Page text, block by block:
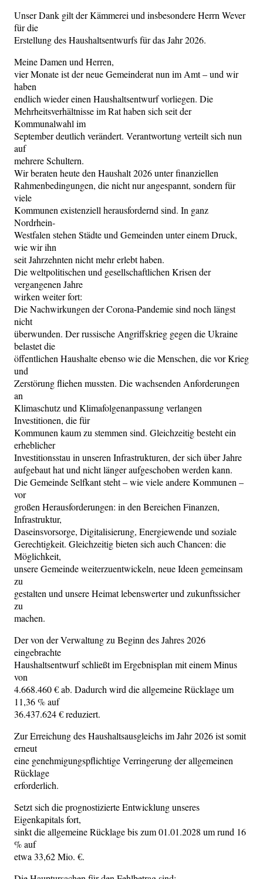
Unser Dank gilt der Kämmerei und insbesondere Herrn Wever
für die
Erstellung des Haushaltsentwurfs für das Jahr 2026.
Meine Damen und Herren,
vier Monate ist der neue Gemeinderat nun im Amt – und wir
haben
endlich wieder einen Haushaltsentwurf vorliegen. Die
Mehrheitsverhältnisse im Rat haben sich seit der
Kommunalwahl im
September deutlich verändert. Verantwortung verteilt sich nun
auf
mehrere Schultern.
Wir beraten heute den Haushalt 2026 unter finanziellen
Rahmenbedingungen, die nicht nur angespannt, sondern für
viele
Kommunen existenziell herausfordernd sind. In ganz
Nordrhein-
Westfalen stehen Städte und Gemeinden unter einem Druck,
wie wir ihn
seit Jahrzehnten nicht mehr erlebt haben.
Die weltpolitischen und gesellschaftlichen Krisen der
vergangenen Jahre
wirken weiter fort:
Die Nachwirkungen der Corona-Pandemie sind noch längst
nicht
überwunden. Der russische Angriffskrieg gegen die Ukraine
belastet die
öffentlichen Haushalte ebenso wie die Menschen, die vor Krieg
und
Zerstörung fliehen mussten. Die wachsenden Anforderungen
an
Klimaschutz und Klimafolgenanpassung verlangen
Investitionen, die für
Kommunen kaum zu stemmen sind. Gleichzeitig besteht ein
erheblicher
Investitionsstau in unseren Infrastrukturen, der sich über Jahre
aufgebaut hat und nicht länger aufgeschoben werden kann.
Die Gemeinde Selfkant steht – wie viele andere Kommunen –
vor
großen Herausforderungen: in den Bereichen Finanzen,
Infrastruktur,
Daseinsvorsorge, Digitalisierung, Energiewende und soziale
Gerechtigkeit. Gleichzeitig bieten sich auch Chancen: die
Möglichkeit,
unsere Gemeinde weiterzuentwickeln, neue Ideen gemeinsam
zu
gestalten und unsere Heimat lebenswerter und zukunftssicher
zu
machen.
Der von der Verwaltung zu Beginn des Jahres 2026
eingebrachte
Haushaltsentwurf schließt im Ergebnisplan mit einem Minus
von
4.668.460 € ab. Dadurch wird die allgemeine Rücklage um
11,36 % auf
36.437.624 € reduziert.
Zur Erreichung des Haushaltsausgleichs im Jahr 2026 ist somit
erneut
eine genehmigungspflichtige Verringerung der allgemeinen
Rücklage
erforderlich.
Setzt sich die prognostizierte Entwicklung unseres
Eigenkapitals fort,
sinkt die allgemeine Rücklage bis zum 01.01.2028 um rund 16
% auf
etwa 33,62 Mio. €.